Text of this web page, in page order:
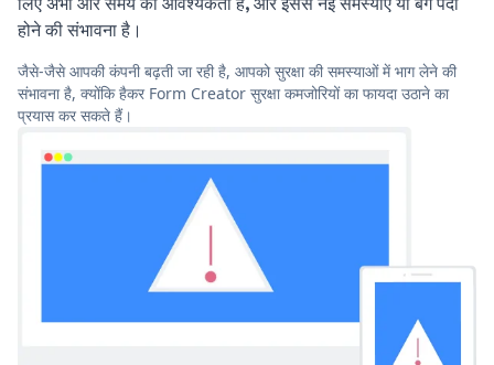
होने की संभावना है।
जैसे-जैसे आपकी कंपनी बढ़ती जा रही है, आपको सुरक्षा की समस्याओं में भाग लेने की
संभावना है, क्योंकि हैकर Form Creator सुरक्षा कमजोरियों का फायदा उठाने का
प्रयास कर सकते हैं।